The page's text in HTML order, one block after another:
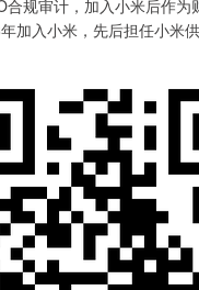
审计，加入小米后作为
加入小米，先后担任小米